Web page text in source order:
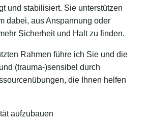
und stabilisiert. Sie unterstützen
dabei, aus Anspannung oder
Sicherheit und Halt zu finden.
Rahmen führe ich Sie und die
(trauma-)sensibel durch
die Ihnen helfen
aufzubauen